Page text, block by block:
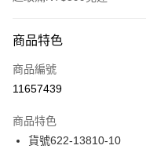
信用卡一次付款
信用卡分期付款
合作金庫商業銀行
華南商業銀行
超商取貨付款
商品特色
商品編號
11657439
商品特色
貨號622-13810-10